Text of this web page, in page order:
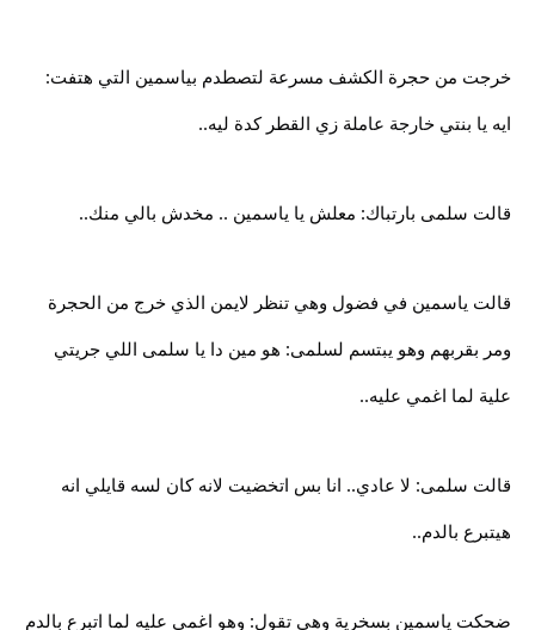
خرجت من حجرة الكشف مسرعة لتصطدم بياسمين التي هتفت:
ايه يا بنتي خارجة عاملة زي القطر كدة ليه..
قالت سلمى بارتباك: معلش يا ياسمين .. مخدش بالي منك..
قالت ياسمين في فضول وهي تنظر لايمن الذي خرج من الحجرة
ومر بقربهم وهو يبتسم لسلمى: هو مين دا يا سلمى اللي جريتي
علية لما اغمي عليه..
قالت سلمى: لا عادي.. انا بس اتخضيت لانه كان لسه قايلي انه
هيتبرع بالدم..
ضحكت ياسمين بسخرية وهي تقول: وهو اغمي عليه لما اتبرع بالدم